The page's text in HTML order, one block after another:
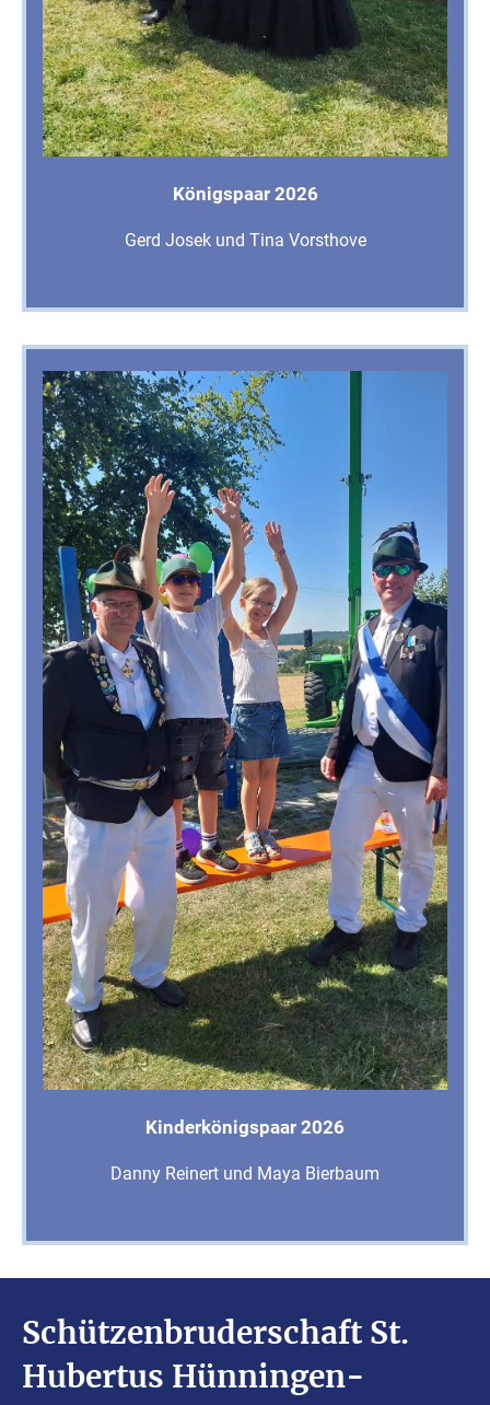
Königspaar 2026
Gerd Josek und Tina Vorsthove
Kinderkönigspaar 2026
Danny Reinert und Maya Bierbaum
Schützenbruderschaft St.
Hubertus Hünningen-